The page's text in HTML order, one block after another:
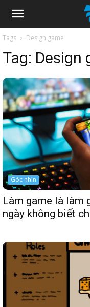
Appota
News
Tags Design game
Tag: Design
Góc nhìn
Làm game là làm
ngày không biết